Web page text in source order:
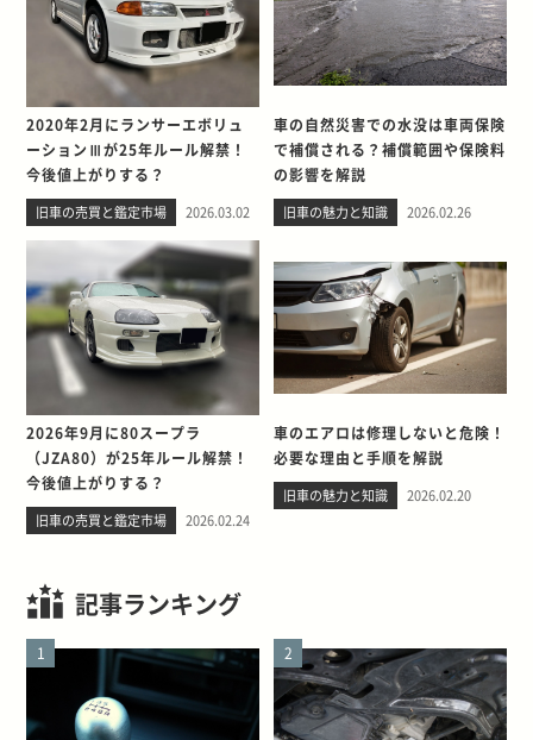
2020年2月にランサーエボリュ
ーションⅢが25年ルール解禁！
今後値上がりする？
旧車の売買と鑑定市場 2026.03.02
車の自然災害での水没は車両保険
で補償される？補償範囲や保険料
の影響を解説
旧車の魅力と知識 2026.02.26
2026年9月に80スープラ
（JZA80）が25年ルール解禁！
今後値上がりする？
旧車の売買と鑑定市場 2026.02.24
車のエアロは修理しないと危険！
必要な理由と手順を解説
旧車の魅力と知識 2026.02.20
記事ランキング
1 2